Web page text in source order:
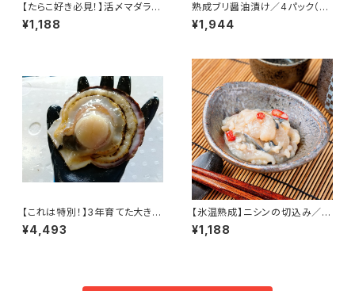
【たらこ好き必見！】活〆マダラの
たらこ 200g×4パック（３Ｄ冷
凍）
¥1,188
熟成ブリ醤油漬け／4パック（急
速冷凍） 1パック/110ｇ前後 北
海道産 寿都産 鰤 真空パック ぶ
¥1,944
【これは特別！】3年育てた大きな
ホタテ 8枚セット
¥4,493
【氷温熟成】ニシンの切込み／2
パック（3D冷凍）
¥1,188